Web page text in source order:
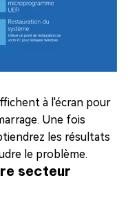
à l'écran pour
Une fois
les résultats
le problème.
secteur